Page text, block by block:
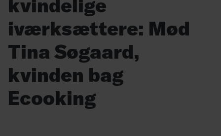
kvindelige
iværksættere: Mød
Tina Søgaard,
kvinden bag
Ecooking